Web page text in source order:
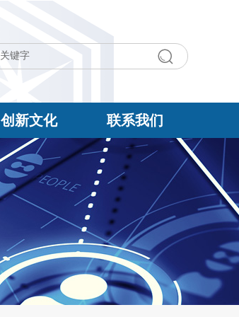
创新文化 联系我们